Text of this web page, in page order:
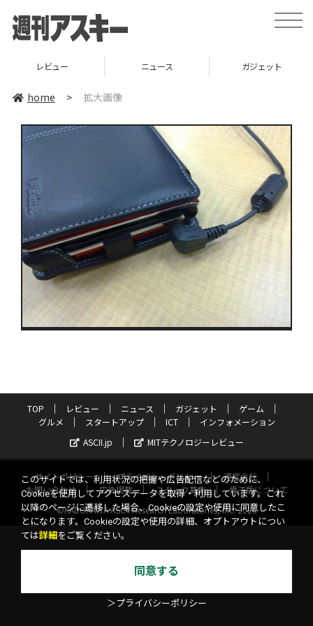
toggle
レビュー ニュース ガジェット
home > 拡大画像
TOP レビュー ニュース ガジェット
ゲーム
グルメ
スタートアップ ICT
インフォメーション
ASCII.jp
MITテクノロジーレビュー
サイトポリシー プライバシーポリシー
運営会社
お問い合わせ
広告掲載 スタッフ募集
電子版について
©KADOKAWA ASCII Research Laboratories, Inc. 2026
このサイトでは、利用状況の把握や広告配信などのために、
Cookieを使用してアクセスデータを取得・利用しています。これ
以降のページに遷移した場合、Cookieの設定や使用に同意したこ
とになります。Cookieの設定や使用の詳細、オプトアウトについ
ては詳細 をご覧ください。
同意する
＞プライバシーポリシー